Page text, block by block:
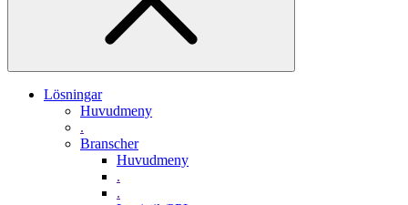
Lösningar
Huvudmeny
.
Branscher
Huvudmeny
.
.